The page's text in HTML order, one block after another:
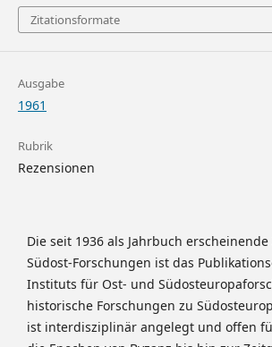
Zitationsformate
Ausgabe
1961
Rubrik
Rezensionen
Die seit 1936 als Jahrbuch
Südost-Forschungen ist das
Instituts für Ost- und
historische Forschungen zu
ist interdisziplinär angelegt und offen